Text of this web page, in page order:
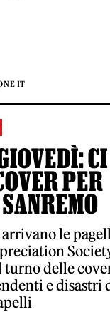
IT
CI
PER
le
delle
e disastri